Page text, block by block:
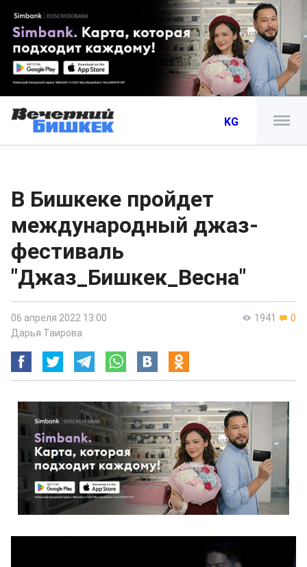
KG
В Бишкеке пройдет
международный джаз-
фестиваль
"Джаз_Бишкек_Весна"
1941 0
06 апреля 2022 13:00
Дарья Таирова